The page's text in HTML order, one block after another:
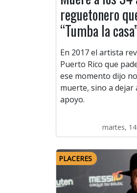
reguetonero
“Tumba la
En 2017 el artista
Puerto Rico que
ese momento dijo
muerte, sino a dejar
apoyo.
martes,
PLACERES